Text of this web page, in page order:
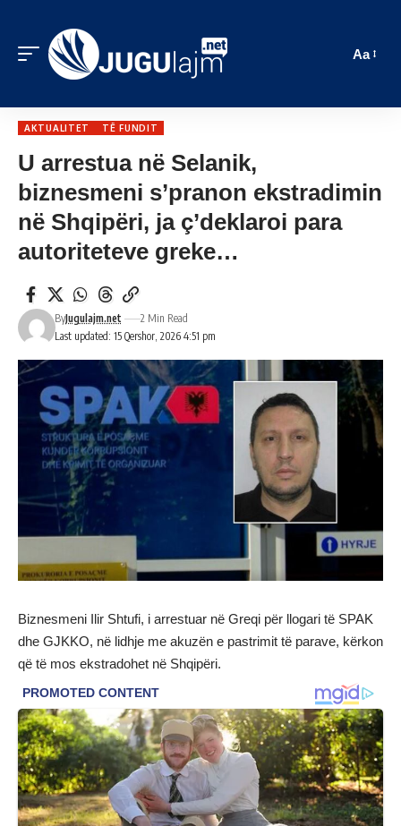
Aa
AKTUALITET TË FUNDIT
U arrestua në Selanik,
biznesmeni s’pranon ekstradimin
në Shqipëri, ja ç’deklaroi para
autoriteteve greke…
Last updated: 15 Qershor, 2026 4:51 pm
ByJugulajm.net 2 Min Read
Biznesmeni Ilir Shtufi, i arrestuar në Greqi për llogari të SPAK
dhe GJKKO, në lidhje me akuzën e pastrimit të parave, kërkon
që të mos ekstradohet në Shqipëri.